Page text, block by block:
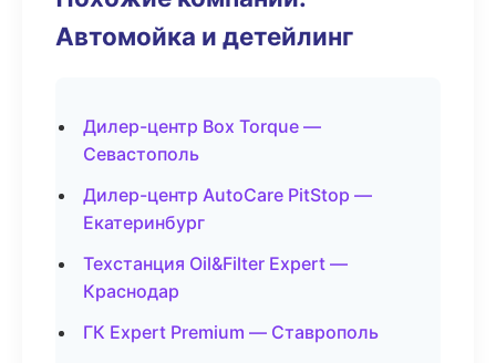
Автомойка и детейлинг
Дилер-центр Box Torque —
Севастополь
Дилер-центр AutoCare PitStop —
Екатеринбург
Техстанция Oil&Filter Expert —
Краснодар
ГК Expert Premium — Ставрополь